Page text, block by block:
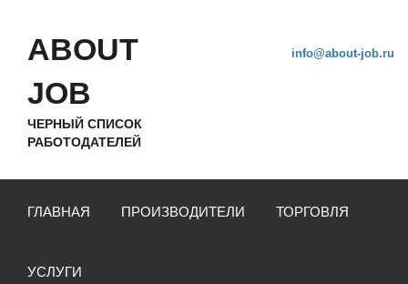
ABOUT
JOB
ЧЕРНЫЙ СПИСОК
РАБОТОДАТЕЛЕЙ
info@about-job.ru
ГЛАВНАЯ ПРОИЗВОДИТЕЛИ ТОРГОВЛЯ
УСЛУГИ